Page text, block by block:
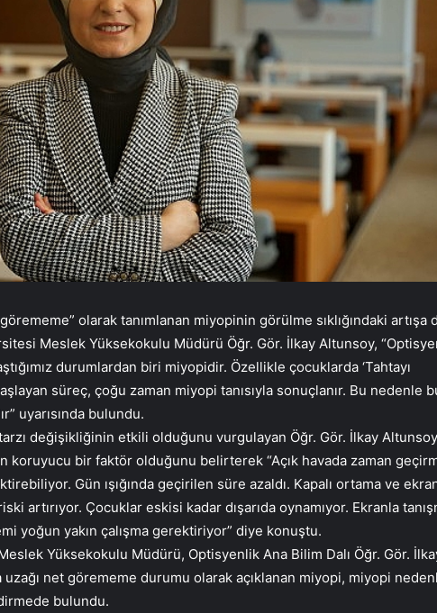
olarak tanımlanan miyopinin görülme sıklığındaki artışa
Meslek Yüksekokulu Müdürü Öğr. Gör. İlkay Altunsoy,
durumlardan biri miyopidir. Özellikle çocuklarda ‘Tahtayı
süreç, çoğu zaman miyopi tanısıyla sonuçlanır. Bu nedenle
uyarısında bulundu.
değişikliğinin etkili olduğunu vurgulayan Öğr. Gör. İlkay
koruyucu bir faktör olduğunu belirterek “Açık havada zaman
Gün ışığında geçirilen süre azaldı. Kapalı ortama ve
artırıyor. Çocuklar eskisi kadar dışarıda oynamıyor. Ekranla
yoğun yakın çalışma gerektiriyor” diye konuştu.
Yüksekokulu Müdürü, Optisyenlik Ana Bilim Dalı Öğr. Gör.
uzağı net görememe durumu olarak açıklanan miyopi, miyopi
bulundu.